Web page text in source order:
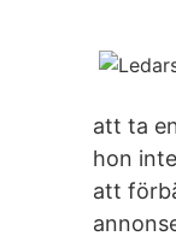
att ta
hon
att